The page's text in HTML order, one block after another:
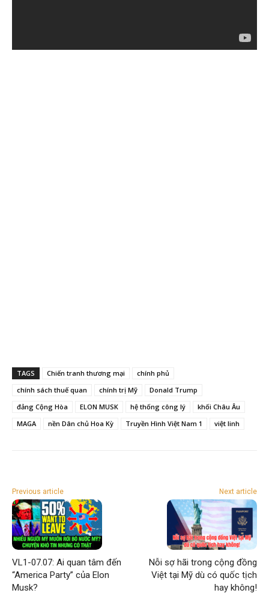
TAGS Chiến tranh thương mại
chính phủ
chính sách thuế quan
chính trị Mỹ
Donald Trump
đảng Cộng Hòa
ELON MUSK hệ thống công lý
khối Châu Âu
MAGA
nền Dân chủ Hoa Kỳ Truyền Hình Việt Nam 1 việt linh
Previous article
VL1-07.07: Ai quan tâm đến
“America Party” của Elon
Musk?
Next article
Nỗi sợ hãi trong cộng đồng
Việt tại Mỹ dù có quốc tịch
hay không!